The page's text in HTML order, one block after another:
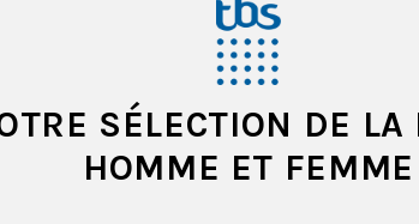
SÉLECTION DE
HOMME ET FEMME